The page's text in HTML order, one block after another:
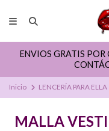
ENVIOS GRATIS POR
Inicio LENCERÍA PARA ELLA
MALLA